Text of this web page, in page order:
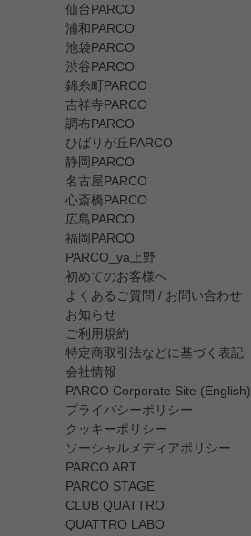
仙台PARCO
浦和PARCO
池袋PARCO
渋谷PARCO
錦糸町PARCO
吉祥寺PARCO
調布PARCO
ひばりが丘PARCO
静岡PARCO
名古屋PARCO
心斎橋PARCO
広島PARCO
福岡PARCO
PARCO_ya上野
初めてのお客様へ
よくあるご質問 / お問い合わせ
お知らせ
ご利用規約
特定商取引法などに基づく表記
会社情報
PARCO Corporate Site (English)
プライバシーポリシー
クッキーポリシー
ソーシャルメディアポリシー
PARCO ART
PARCO STAGE
CLUB QUATTRO
QUATTRO LABO